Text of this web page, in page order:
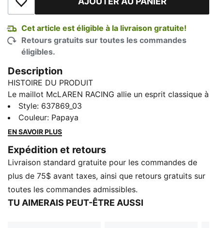
Ajouter à la liste de souhaits
Cet article est éligible à la livraison gratuite!
Retours gratuits sur toutes les commandes
éligibles.
Description
HISTOIRE DU PRODUIT
Le maillot McLAREN RACING allie un esprit classique à
un style contemporain. Les rayures ton sur ton et les
détails rétro affichent ton soutien à l'équipe, tandis
que la coupe décontractée offre une grande liberté de
CARACTÉRISTIQUES ET AVANTAGES
Fabriqué à partir d'au moins 90 % de matériaux
recyclés
DÉTAILS
Conçu pour : Style de vie par PUMA
Style: 637869_03
Couleur: Papaya
EN SAVOIR PLUS
Expédition et retours
Livraison standard gratuite pour les commandes de
plus de 75$ avant taxes, ainsi que retours gratuits sur
toutes les commandes admissibles.
TU AIMERAIS PEUT-ÊTRE AUSSI